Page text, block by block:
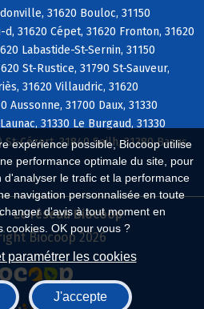
expérience possible, Biocoop utilise
performance optimale du site, pour
d'analyser le trafic et la performance
navigation personnalisée en toute
d'avis à tout moment en
cookies. OK pour vous ?
paramétrer les cookies
J'accepte
31620 Bouloc, 31150
31620 Cépet, 31620 Fronton, 31620
Labastide-St-Sernin, 31150
St-Rustice, 31790 St-Sauveur,
31620 Villaudric, 31620
31700 Daux, 31330
31330 Le Burgaud, 31330
St-Cézert, 31840 Seilh, 31380 Bazus,
Le réseau Biocoop
Biocoop 2026